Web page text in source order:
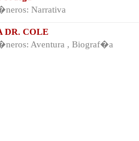
Narrativa
DR. COLE
Aventura , Biograf�a